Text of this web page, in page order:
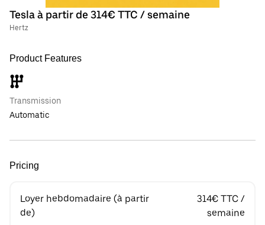
Tesla à partir de 314€ TTC / semaine
Hertz
Product Features
Transmission
Automatic
Pricing
Loyer hebdomadaire (à partir
de)
314€ TTC /
semaine